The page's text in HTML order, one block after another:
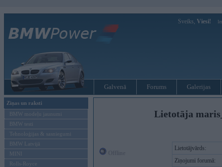
Sveiks, Viesi!
Galvenā Forums Galerijas
Ziņas un raksti
BMW modeļu jaunumi
BMW testi
Tehnoloģijas & sasniegumi
BMW Latvijā
MINI
Rolls-Royce
Lietotāja
Lietotājvārds:
Ziņojumi forumā: